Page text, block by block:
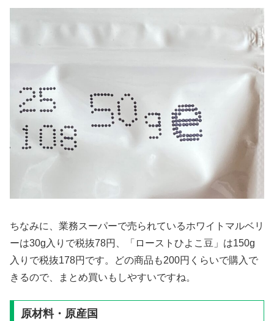
ちなみに、業務スーパーで売られているホワイトマルベリ
ーは30g入りで税抜78円、「ローストひよこ豆」は150g
入りで税抜178円です。どの商品も200円くらいで購入で
きるので、まとめ買いもしやすいですね。
原材料・原産国